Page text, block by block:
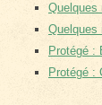
Quelques
Quelques
Protégé :
Protégé :